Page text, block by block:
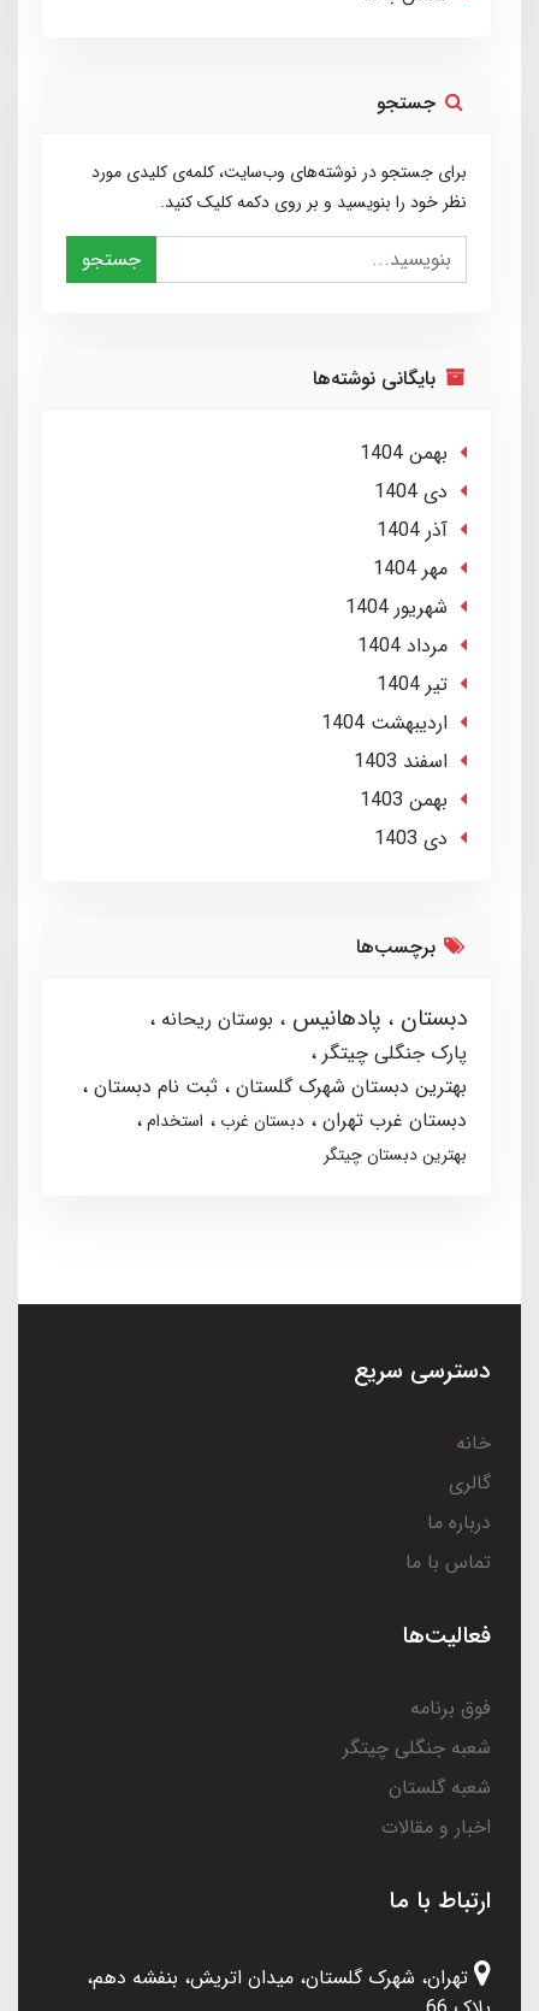
جستجو
برای جستجو در نوشته‌های وب‌سایت، کلمه‌ی کلیدی مورد
نظر خود را بنویسید و بر روی دکمه کلیک کنید.
جستجو
بایگانی نوشته‌ها
بهمن 1404
دی 1404
آذر 1404
مهر 1404
شهریور 1404
مرداد 1404
تير 1404
ارديبهشت 1404
اسفند 1403
بهمن 1403
دی 1403
برچسب‌ها
دبستان پادهانیس
بوستان ریحانه
پارک جنگلی چیتگر
بهترین دبستان شهرک گلستان ثبت نام دبستان
دبستان غرب تهران
دبستان غرب
استخدام
بهترین دبستان چیتگر
دسترسی سریع
خانه
گالری
درباره ما
تماس با ما
فعالیت‌ها
فوق برنامه
شعبه جنگلی چیتگر
شعبه گلستان
اخبار و مقالات
ارتباط با ما
تهران، شهرک گلستان، میدان اتریش، بنفشه دهم،